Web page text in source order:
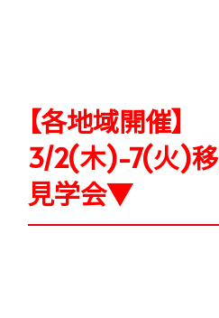
【各地域開催】
3/2(木)-7(火)移
見学会▼